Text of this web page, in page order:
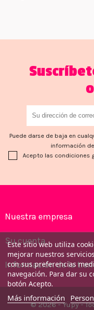
Puede darse de baja en
información
Acepto las condiciones
Nuestra empresa
Su cuenta
Información de la
Este sitio web utiliza
mejorar nuestros
con sus preferencias
navegación. Para dar su
botón Acepto.
Más información
© 2026 - Yupy -